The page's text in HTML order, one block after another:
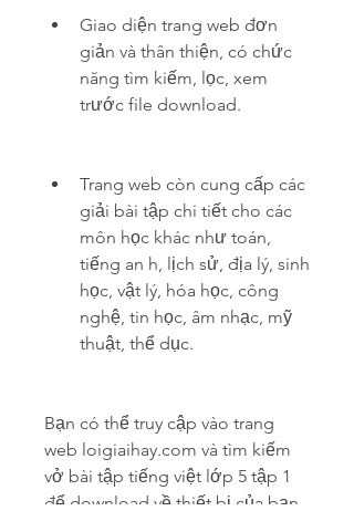
Giao diện trang web đơn
giản và thân thiện, có chức
năng tìm kiếm, lọc, xem
trước file download.
Trang web còn cung cấp các
giải bài tập chi tiết cho các
môn học khác như toán,
tiếng an h, lịch sử, địa lý, sinh
học, vật lý, hóa học, công
nghệ, tin học, âm nhạc, mỹ
thuật, thể dục.
Bạn có thể truy cập vào trang
web loigiaihay.com và tìm kiếm
vở bài tập tiếng việt lớp 5 tập 1
để download về thiết bị của bạn.